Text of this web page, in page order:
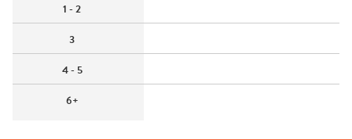
1 - 2
3
4 - 5
6+